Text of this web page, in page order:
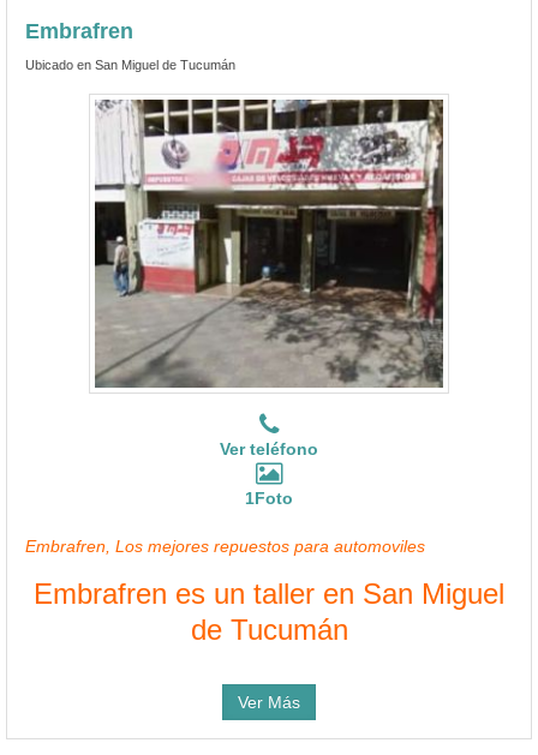
Embrafren
Ubicado en San Miguel de Tucumán
Ver teléfono
1Foto
Embrafren, Los mejores repuestos para automoviles
Embrafren es un taller en San Miguel
de Tucumán
Ver Más